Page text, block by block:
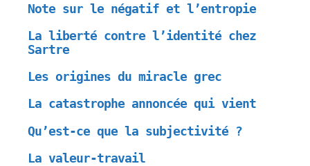
Note sur le négatif et l’entropie
La liberté contre l’identité chez
Sartre
Les origines du miracle grec
La catastrophe annoncée qui vient
Qu’est-ce que la subjectivité ?
La valeur-travail